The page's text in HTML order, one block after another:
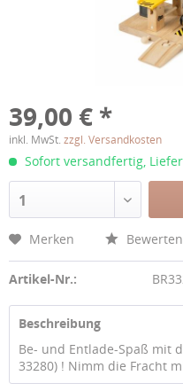
39,00 € *
inkl. MwSt. zzgl. Versandkosten
Sofort versandfertig,
1
Merken Bewerten
Artikel-Nr.:
Beschreibung
Be- und Entlade-Spaß mit
33280) ! Nimm die Fracht